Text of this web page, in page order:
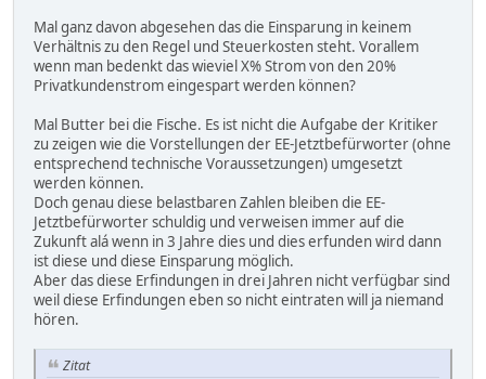
Mal ganz davon abgesehen das die Einsparung in keinem
Verhältnis zu den Regel und Steuerkosten steht. Vorallem
wenn man bedenkt das wieviel X% Strom von den 20%
Privatkundenstrom eingespart werden können?
Mal Butter bei die Fische. Es ist nicht die Aufgabe der Kritiker
zu zeigen wie die Vorstellungen der EE-Jetztbefürworter (ohne
entsprechend technische Voraussetzungen) umgesetzt
werden können.
Doch genau diese belastbaren Zahlen bleiben die EE-
Jetztbefürworter schuldig und verweisen immer auf die
Zukunft alá wenn in 3 Jahre dies und dies erfunden wird dann
ist diese und diese Einsparung möglich.
Aber das diese Erfindungen in drei Jahren nicht verfügbar sind
weil diese Erfindungen eben so nicht eintraten will ja niemand
hören.
Zitat